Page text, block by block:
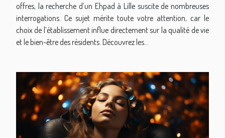
offres, la recherche d’un Ehpad à Lille suscite de nombreuses
interrogations. Ce sujet mérite toute votre attention, car le
choix de l’établissement influe directement sur la qualité de vie
et le bien-être des résidents. Découvrez les...